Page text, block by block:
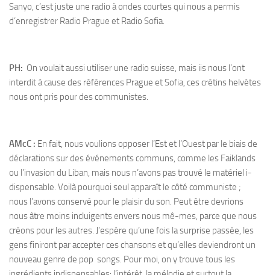
Sanyo, c’est juste une radio à ondes courtes qui nous a permis
d’enregistrer Radio Prague et Radio Sofia.
PH: On voulait aussi utiliser une radio suisse, mais iis nous l’ont
interdit à cause des références Prague et Sofia, ces crétins helvètes
nous ont pris pour des communistes.
AMcC : En fait, nous voulions opposer l’Est et l’Ouest par le biais de
déclarations sur des événements communs, comme les Faiklands
ou l’invasion du Liban, mais nous n’avons pas trouvé le matériel i-
dispensable. Voilà pourquoi seul apparaît le côté communiste ;
nous l’avons conservé pour le plaisir du son. Peut être devrions
nous âtre moins incluigents envers nous mê-mes, parce que nous
créons pour les autres. J’espère qu’une fois la surprise passée, les
gens finiront par accepter ces chansons et qu’elles deviendront un
nouveau genre de pop songs. Pour moi, on y trouve tous les